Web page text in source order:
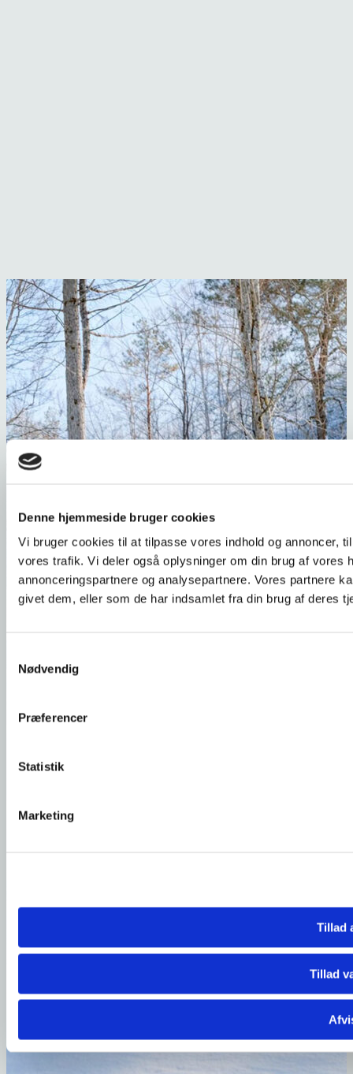
Denne hjemmeside bruger cookies
Vi bruger cookies til at tilpasse vores indhold og annoncer,
vores trafik. Vi deler også oplysninger om din brug af vores
annonceringspartnere og analysepartnere. Vores partnere
givet dem, eller som de har indsamlet fra din brug af deres
Nødvendig
Præferencer
Statistik
Marketing
Tillad
Tillad